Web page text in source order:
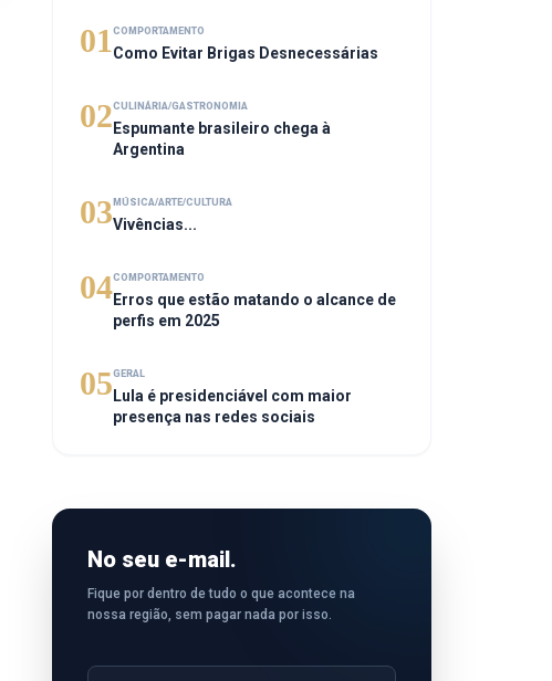
01 COMPORTAMENTO
Como Evitar Brigas Desnecessárias
02CULINÁRIA/GASTRONOMIA
Espumante brasileiro chega à
Argentina
03 MÚSICA/ARTE/CULTURA
Vivências...
04COMPORTAMENTO
Erros que estão matando o alcance de
perfis em 2025
05GERAL
Lula é presidenciável com maior
presença nas redes sociais
No seu e-mail.
Fique por dentro de tudo o que acontece na
nossa região, sem pagar nada por isso.